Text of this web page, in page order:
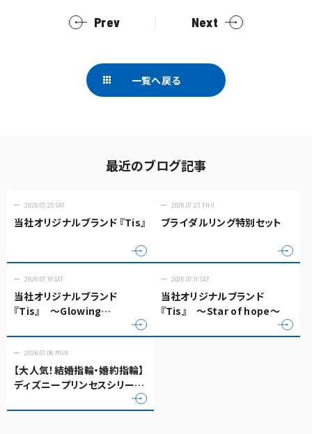
Prev Next
一覧へ戻る
最近のブログ記事
2026.07.25 SAT
当社オリジナルブランド 『Tis』
2026.07.23 THU
ブライダルリング特別セット
2026.07.18 SAT
当社オリジナルブランド
『Tis』 ～Glowing
2026.07.11 SAT
当社オリジナルブランド
『Tis』 ～Star of hope～
2026.07.06 MON
【大人気！結婚指輪・婚約指輪】
ディズニープリンセスシリーズ
塔の上のラプンツェル『ラプン
ツェル』♪